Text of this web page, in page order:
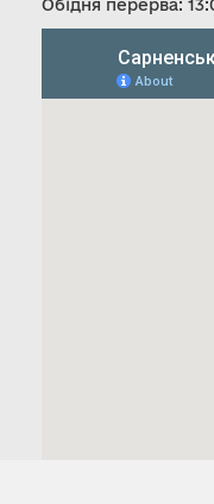
Обідня перерва: